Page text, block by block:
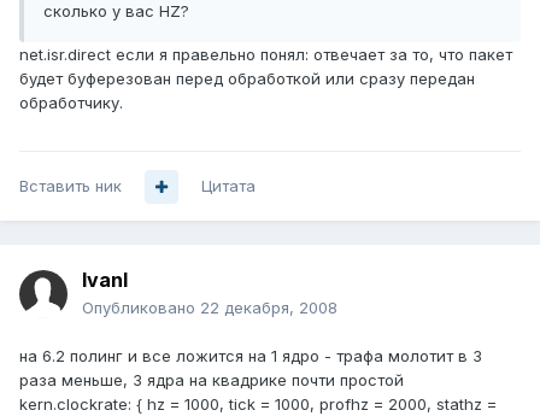
сколько у вас HZ?
net.isr.direct если я правельно понял: отвечает за то, что пакет
будет буферезован перед обработкой или сразу передан
обработчику.
Вставить ник Цитата
IvanI
Опубликовано 22 декабря, 2008
на 6.2 полинг и все ложится на 1 ядро - трафа молотит в 3
раза меньше, 3 ядра на квадрике почти простой
kern.clockrate: { hz = 1000, tick = 1000, profhz = 2000, stathz =